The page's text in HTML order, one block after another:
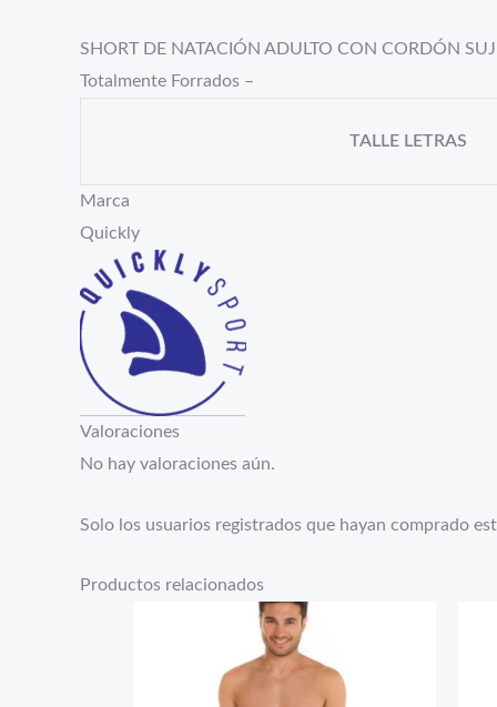
SHORT DE NATACIÓN ADULTO CON CORDÓN
Totalmente Forrados –
TALLE LETRAS
Marca
Quickly
Valoraciones
No hay valoraciones aún.
Solo los usuarios registrados que hayan comprado
Productos relacionados